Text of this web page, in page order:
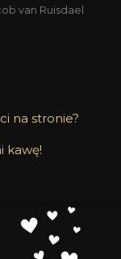
van Ruisdael
na stronie?
kawę!